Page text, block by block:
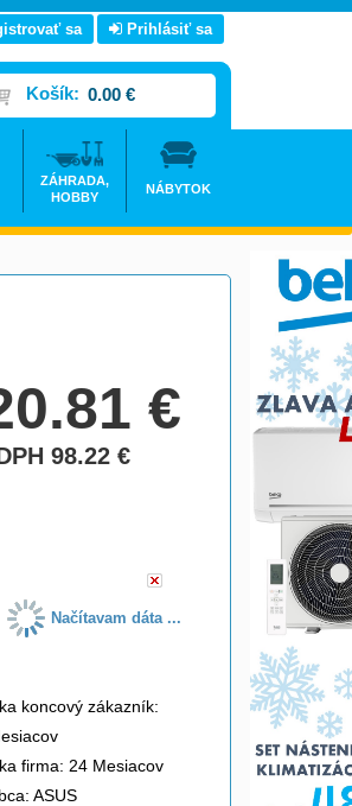
€
98.22€
Načítavam dáta ...
koncový zákazník:
firma: 24 Mesiacov
ASUS
sa Prihlásiť sa
Košík: 0.00 €
ZÁHRADA,
HOBBY
NÁBYTOK